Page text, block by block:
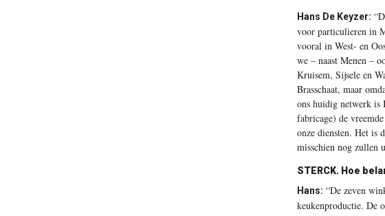
Hans De Keyzer:
voor particulieren in
vooral in West- en
we – naast Menen –
Kruisem, Sijsele en
Brasschaat, maar
ons huidig netwerk is
fabricage) de
onze diensten. Het is
misschien nog zullen
STERCK. Hoe
Hans: “De zeven
keukenproductie. De